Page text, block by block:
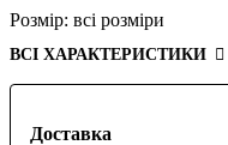
Доставка
Розмір: всі розміри
ВСІ ХАРАКТЕРИСТИКИ